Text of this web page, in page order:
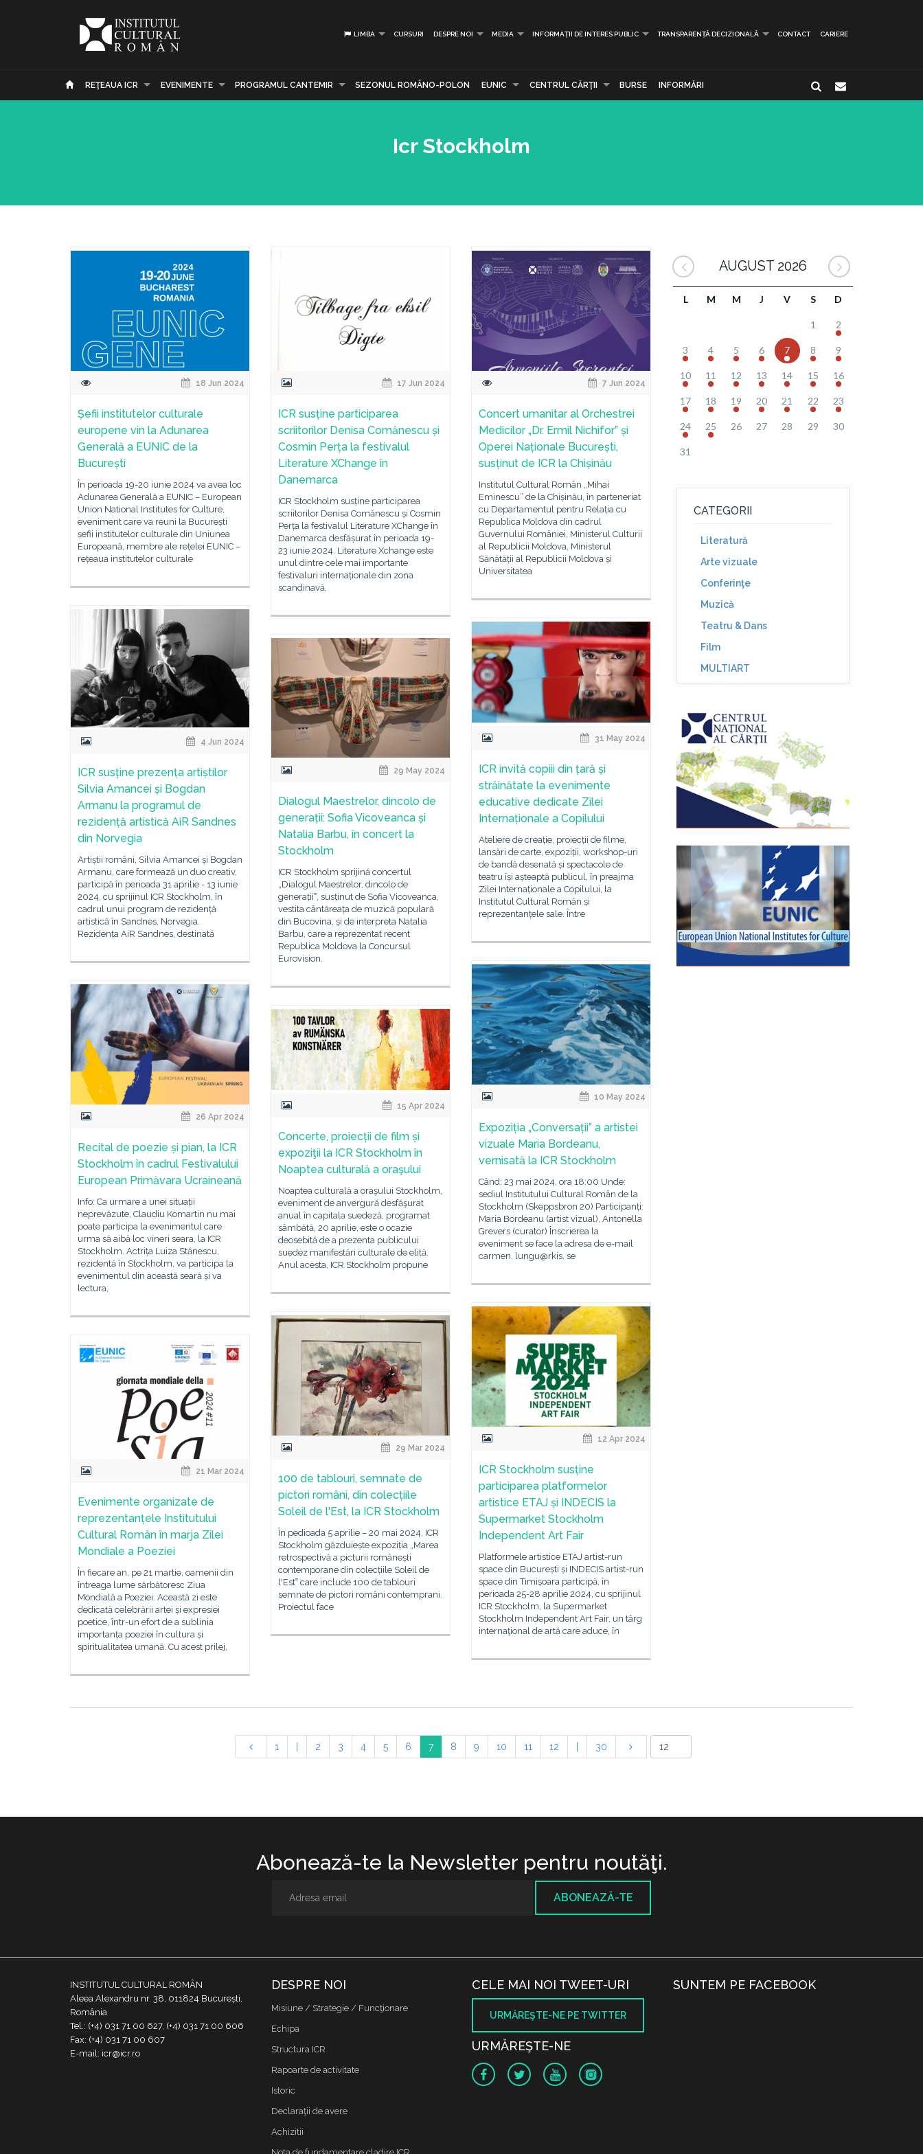
LIMBA CURSURI DESPRE NOI MEDIA INFORMAȚII DE INTERES PUBLIC TRANSPARENȚĂ DECIZIONALĂ CONTACT CARIERE
REŢEAUA ICR EVENIMENTE PROGRAMUL CANTEMIR SEZONUL ROMÂNO-POLON EUNIC CENTRUL CĂRŢII BURSE INFORMĂRI
Icr Stockholm
18 Jun 2024
Șefii institutelor culturale
europene vin la Adunarea
Generală a EUNIC de la
București
În perioada 19-20 iunie 2024 va avea loc
Adunarea Generală a EUNIC – European
Union National Institutes for Culture,
eveniment care va reuni la București
șefii institutelor culturale din Uniunea
Europeană, membre ale rețelei EUNIC –
rețeaua institutelor culturale
17 Jun 2024
ICR susține participarea
scriitorilor Denisa Comănescu și
Cosmin Perța la festivalul
Literature XChange în
Danemarca
ICR Stockholm susține participarea
scriitorilor Denisa Comănescu și Cosmin
Perța la festivalul Literature XChange în
Danemarca desfășurat în perioada 19-
23 iunie 2024. Literature Xchange este
unul dintre cele mai importante
festivaluri internaționale din zona
scandinavă,
7 Jun 2024
Concert umanitar al Orchestrei
Medicilor „Dr. Ermil Nichifor” și
Operei Naționale București,
susținut de ICR la Chișinău
Institutul Cultural Român „Mihai
Eminescu” de la Chișinău, în parteneriat
cu Departamentul pentru Relația cu
Republica Moldova din cadrul
Guvernului României, Ministerul Culturii
al Republicii Moldova, Ministerul
Sănătății al Republicii Moldova și
Universitatea
4 Jun 2024
ICR susține prezența artiștilor
Silvia Amancei și Bogdan
Armanu la programul de
rezidență artistică AiR Sandnes
din Norvegia
Artiștii români, Silvia Amancei și Bogdan
Armanu, care formează un duo creativ,
participă în perioada 31 aprilie - 13 iunie
2024, cu sprijinul ICR Stockholm, în
cadrul unui program de rezidență
artistică în Sandnes, Norvegia.
Rezidența AiR Sandnes, destinată
31 May 2024
ICR invită copiii din țară și
străinătate la evenimente
educative dedicate Zilei
Internaționale a Copilului
Ateliere de creație, proiecții de filme,
lansări de carte, expoziții, workshop-uri
de bandă desenată și spectacole de
teatru își așteaptă publicul, în preajma
Zilei Internaționale a Copilului, la
Institutul Cultural Român și
reprezentanțele sale. Între
29 May 2024
Dialogul Maestrelor, dincolo de
generații: Sofia Vicoveanca și
Natalia Barbu, în concert la
Stockholm
ICR Stockholm sprijină concertul
„Dialogul Maestrelor, dincolo de
generații‟, susținut de Sofia Vicoveanca,
vestita cântăreața de muzică populară
din Bucovina, și de interpreta Natalia
Barbu, care a reprezentat recent
Republica Moldova la Concursul
Eurovision.
10 May 2024
Expoziția „Conversații” a artistei
vizuale Maria Bordeanu,
vernisată la ICR Stockholm
Când: 23 mai 2024, ora 18:00 Unde:
sediul Institutului Cultural Român de la
Stockholm (Skeppsbron 20) Participanți:
Maria Bordeanu (artist vizual), Antonella
Grevers (curator) Înscrierea la
eveniment se face la adresa de e-mail
carmen. lungu@rkis. se
26 Apr 2024
Recital de poezie și pian, la ICR
Stockholm în cadrul Festivalului
European Primăvara Ucraineană
Info: Ca urmare a unei situații
neprevăzute, Claudiu Komartin nu mai
poate participa la evenimentul care
urma să aibă loc vineri seara, la ICR
Stockholm. Actrița Luiza Stănescu,
rezidentă în Stockholm, va participa la
evenimentul din această seară și va
lectura,
15 Apr 2024
Concerte, proiecții de film și
expoziţii la ICR Stockholm în
Noaptea culturală a oraşului
Noaptea culturală a oraşului Stockholm,
eveniment de anvergură desfăşurat
anual în capitala suedeză, programat
sâmbătă, 20 aprilie, este o ocazie
deosebită de a prezenta publicului
suedez manifestări culturale de elită.
Anul acesta, ICR Stockholm propune
12 Apr 2024
ICR Stockholm susține
participarea platformelor
artistice ETAJ și INDECIS la
Supermarket Stockholm
Independent Art Fair
Platformele artistice ETAJ artist-run
space din București și INDECIS artist-run
space din Timișoara participă, în
perioada 25-28 aprilie 2024, cu sprijinul
ICR Stockholm, la Supermarket
Stockholm Independent Art Fair, un târg
internaţional de artă care aduce, în
29 Mar 2024
100 de tablouri, semnate de
pictori români, din colecțiile
Soleil de l'Est, la ICR Stockholm
În pedioada 5 aprilie – 20 mai 2024, ICR
Stockholm găzduiește expoziția „Marea
retrospectivă a picturii românești
contemporane din colecțiile Soleil de
l'Est‟ care include 100 de tablouri
semnate de pictori români contemprani.
Proiectul face
21 Mar 2024
Evenimente organizate de
reprezentanțele Institutului
Cultural Român în marja Zilei
Mondiale a Poeziei
În fiecare an, pe 21 martie, oamenii din
întreaga lume sărbătoresc Ziua
Mondială a Poeziei. Această zi este
dedicată celebrării artei și expresiei
poetice, într-un efort de a sublinia
importanța poeziei în cultura și
spiritualitatea umană. Cu acest prilej,
AUGUST 2026
L M M J V S D
1 2
3 4 5 6 7 8 9
10 11 12 13 14 15 16
17 18 19 20 21 22 23
24 25 26 27 28 29 30
31
CATEGORII
Literatură
Arte vizuale
Conferinţe
Muzică
Teatru & Dans
Film
MULTIART
1 2 3 4 5 6 7 8 9 10 11 12 30
Abonează-te la Newsletter pentru noutăţi.
ABONEAZĂ-TE
INSTITUTUL CULTURAL ROMÂN
Aleea Alexandru nr. 38, 011824 București,
România
Tel.: (+4) 031 71 00 627, (+4) 031 71 00 606
Fax: (+4) 031 71 00 607
E-mail: icr@icr.ro
DESPRE NOI
Misiune / Strategie / Funcţionare
Echipa
Structura ICR
Rapoarte de activitate
Istoric
Declaraţii de avere
Achizitii
CELE MAI NOI TWEET-URI
URMĂREŞTE-NE PE TWITTER
URMĂREŞTE-NE
SUNTEM PE FACEBOOK